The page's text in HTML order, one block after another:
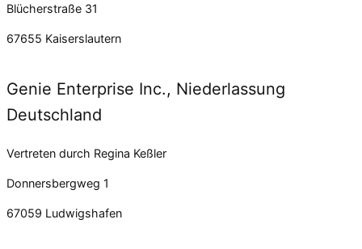
Blücherstraße 31
67655 Kaiserslautern
Genie Enterprise Inc., Niederlassung
Deutschland
Vertreten durch Regina Keßler
Donnersbergweg 1
67059 Ludwigshafen